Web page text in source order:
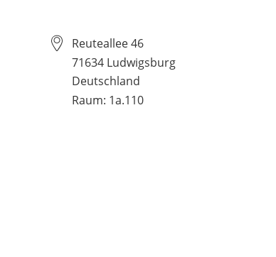
Reuteallee 46
71634 Ludwigsburg
Deutschland
Raum: 1a.110